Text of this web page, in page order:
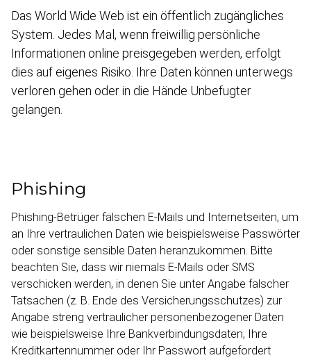
Das World Wide Web ist ein öffentlich zugäng­liches
System. Jedes Mal, wenn freiwillig persönliche
Informa­tionen online preisgegeben werden, erfolgt
dies auf eigenes Risiko. Ihre Daten können unterwegs
verloren gehen oder in die Hände Unbefugter
gelangen.
Phishing
Phishing-​Betrüger fälschen E-Mails und Internet­seiten, um
an Ihre vertrau­lichen Daten wie beispielsweise Passwörter
oder sonstige sensible Daten heranzu­kommen. Bitte
beachten Sie, dass wir niemals E-Mails oder SMS
verschicken werden, in denen Sie unter Angabe falscher
Tatsachen (z. B. Ende des Versiche­rungs­schutzes) zur
Angabe streng vertrau­licher personen­be­zogener Daten
wie beispielsweise Ihre Bankver­bin­dungsdaten, Ihre
Kredit­kar­ten­nummer oder Ihr Passwort aufgefordert